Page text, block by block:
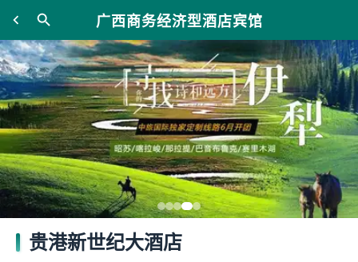
广西商务经济型酒店宾馆
贵港新世纪大酒店